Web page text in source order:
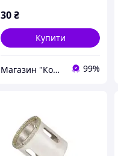
30₴
Купити
Магазин "Корд" 99%